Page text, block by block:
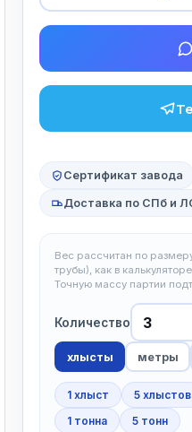
Сертификат завода
Доставка по СПб и
Вес рассчитан по
трубы), как в
Точную массу партии
Количество
хлысты метры
1 хлыст 5 хлыстов
1 тонна
5 тонн